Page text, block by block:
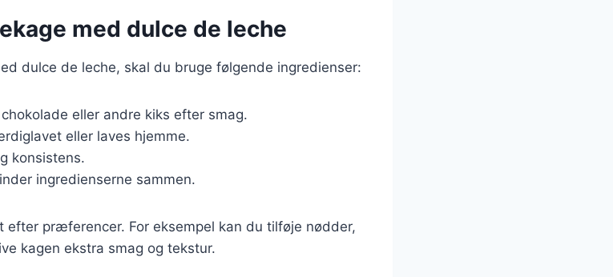
med dulce de leche
dulce de leche, skal du bruge følgende ingredienser:
eller andre kiks efter smag.
eller laves hjemme.
konsistens.
ingredienserne sammen.
efter præferencer. For eksempel kan du tilføje nødder,
kagen ekstra smag og tekstur.